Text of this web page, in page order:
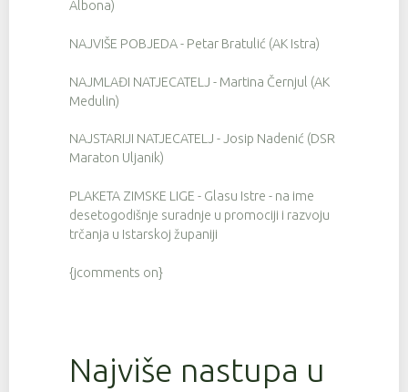
Albona)
NAJVIŠE POBJEDA - Petar Bratulić (AK Istra)
NAJMLAĐI NATJECATELJ - Martina Černjul (AK
Medulin)
NAJSTARIJI NATJECATELJ - Josip Nadenić (DSR
Maraton Uljanik)
PLAKETA ZIMSKE LIGE - Glasu Istre - na ime
desetogodišnje suradnje u promociji i razvoju
trčanja u Istarskoj županiji
{jcomments on}
Najviše nastupa u